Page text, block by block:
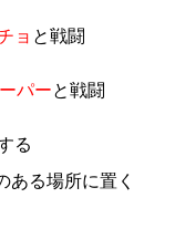
ョ と戦闘
パーと戦闘
る
ある場所に置く